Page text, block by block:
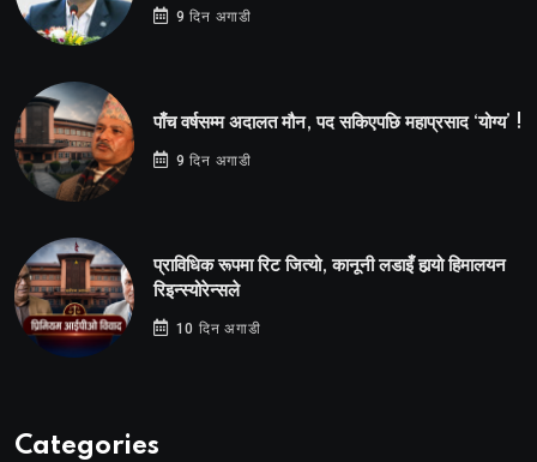
9 दिन अगाडी
पाँच वर्षसम्म अदालत मौन, पद सकिएपछि महाप्रसाद ‘योग्य’ !
9 दिन अगाडी
प्राविधिक रूपमा रिट जित्यो, कानूनी लडाइँ हार्‍यो हिमालयन
रिइन्स्योरेन्सले
10 दिन अगाडी
Categories